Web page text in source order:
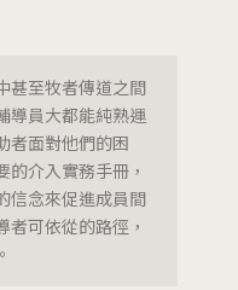
甚至牧者傳道之間
導員大都能純熟運
者面對他們的困
介入實務手冊，
信念來促進成員間
者可依從的路徑，